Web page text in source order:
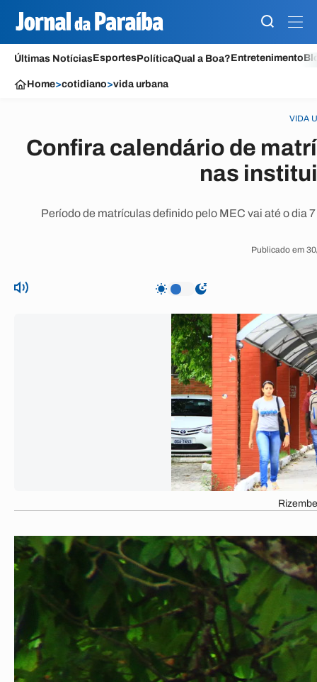
Últimas NotíciasEsportesPolíticaQual a Boa?Entretenimento
Home>cotidiano>vida urbana
VIDA
Confira calendário de
nas
Período de matrículas definido pelo MEC vai até o dia
Publicado em